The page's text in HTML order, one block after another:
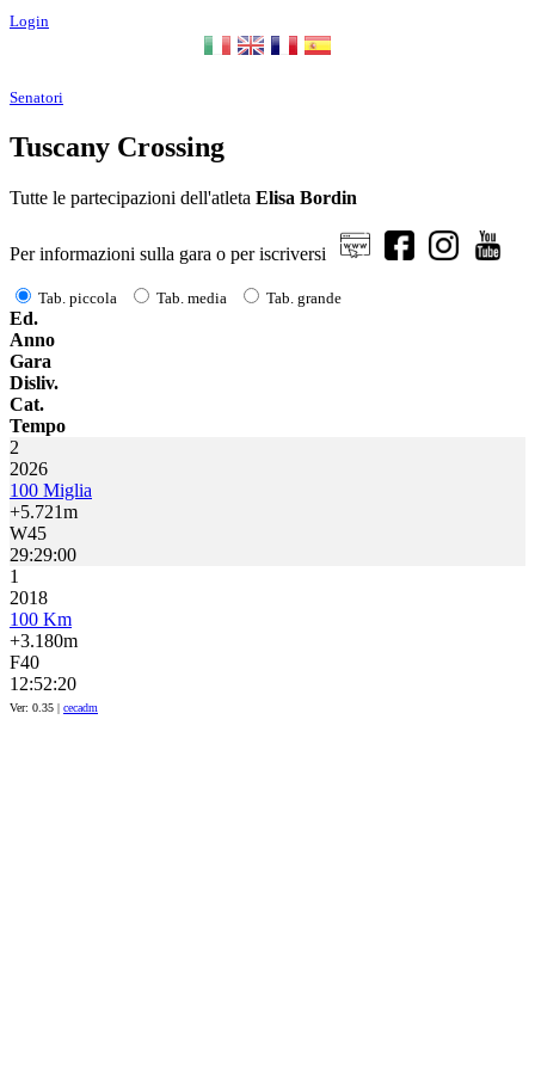
Login
Senatori
Tuscany Crossing
Tutte le partecipazioni dell'atleta Elisa Bordin
Per informazioni sulla gara o per iscriversi
Tab. piccola Tab. media Tab. grande
Ed.
Anno
Gara
Disliv.
Cat.
Tempo
2
2026
100 Miglia
+5.721m
W45
29:29:00
1
2018
100 Km
+3.180m
F40
12:52:20
Ver: 0.35 | cecadm